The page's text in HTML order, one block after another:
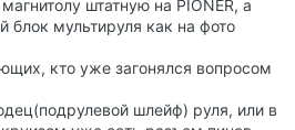
штатную на PIONER, а
блок мультируля как на фото
кто уже загонялся вопросом
шлейф) руля, или в